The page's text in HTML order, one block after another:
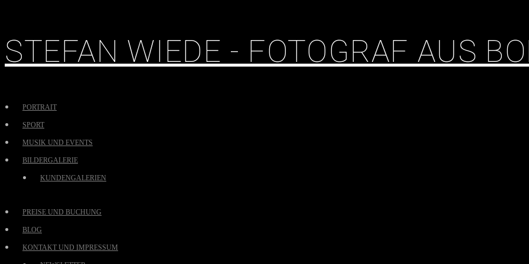
STEFAN WIEDE - FOTOGRAF AUS
PORTRAIT
SPORT
MUSIK UND EVENTS
BILDERGALERIE
KUNDENGALERIEN
PREISE UND BUCHUNG
BLOG
KONTAKT UND IMPRESSUM